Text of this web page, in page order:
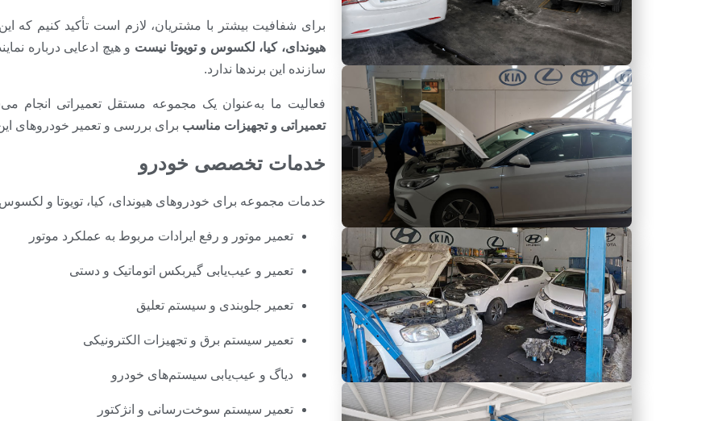
برای شفافیت بیشتر با مشتریان، لازم است تأکید کنیم که
هیوندای، کیا، لکسوس و تویوتا نیست و هیچ ادعایی درباره
سازنده این برندها ندارد.
فعالیت ما به‌عنوان یک مجموعه مستقل تعمیراتی انجام
تعمیراتی و تجهیزات مناسب برای بررسی و تعمیر خودروهای
خدمات تخصصی خودرو
خدمات مجموعه برای خودروهای هیوندای، کیا، تویوتا و
تعمیر موتور و رفع ایرادات مربوط به عملکرد موتور
تعمیر و عیب‌یابی گیربکس اتوماتیک و دستی
تعمیر جلوبندی و سیستم تعلیق
تعمیر سیستم برق و تجهیزات الکترونیکی
دیاگ و عیب‌یابی سیستم‌های خودرو
تعمیر سیستم سوخت‌رسانی و انژکتور